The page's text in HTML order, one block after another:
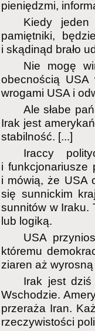
pieniędzmi,
Kiedy
pamiętniki,
i skądinąd brało
Nie mogę
obecnością
wrogami USA i
Ale słabe
Irak jest
stabilność. [...]
Iraccy
i funkcjonariusze
i mówią, że USA
się sunnickim
sunnitów w Iraku.
lub logiką.
USA
któremu
ziaren aż
Irak jest dziś
Wschodzie.
przeraża Iran.
rzeczywistości